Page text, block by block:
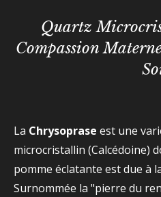
Quartz
Compassion
La Chrysoprase est une
microcristallin (Calcédoine)
pomme éclatante est due à
Surnommée la "pierre du